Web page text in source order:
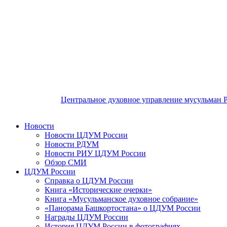
Центральное духовное управление мусульман
Новости
Новости ЦДУМ России
Новости РДУМ
Новости РИУ ЦДУМ России
Обзор СМИ
ЦДУМ России
Справка о ЦДУМ России
Книга «Исторические очерки»
Книга «Мусульманское духовное собрание»
«Панорама Башкортостана» о ЦДУМ России
Награды ЦДУМ России